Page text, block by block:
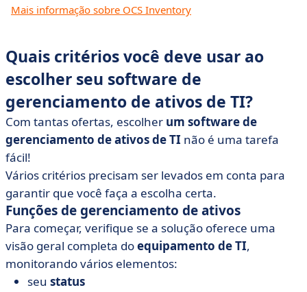
Mais informação sobre OCS Inventory
Quais critérios você deve usar ao
escolher seu software de
gerenciamento de ativos de TI?
Com tantas ofertas, escolher um software de
gerenciamento de ativos de TI não é uma tarefa
fácil!
Vários critérios precisam ser levados em conta para
garantir que você faça a escolha certa.
Funções de gerenciamento de ativos
Para começar, verifique se a solução oferece uma
visão geral completa doequipamento de TI,
monitorando vários elementos:
seu status